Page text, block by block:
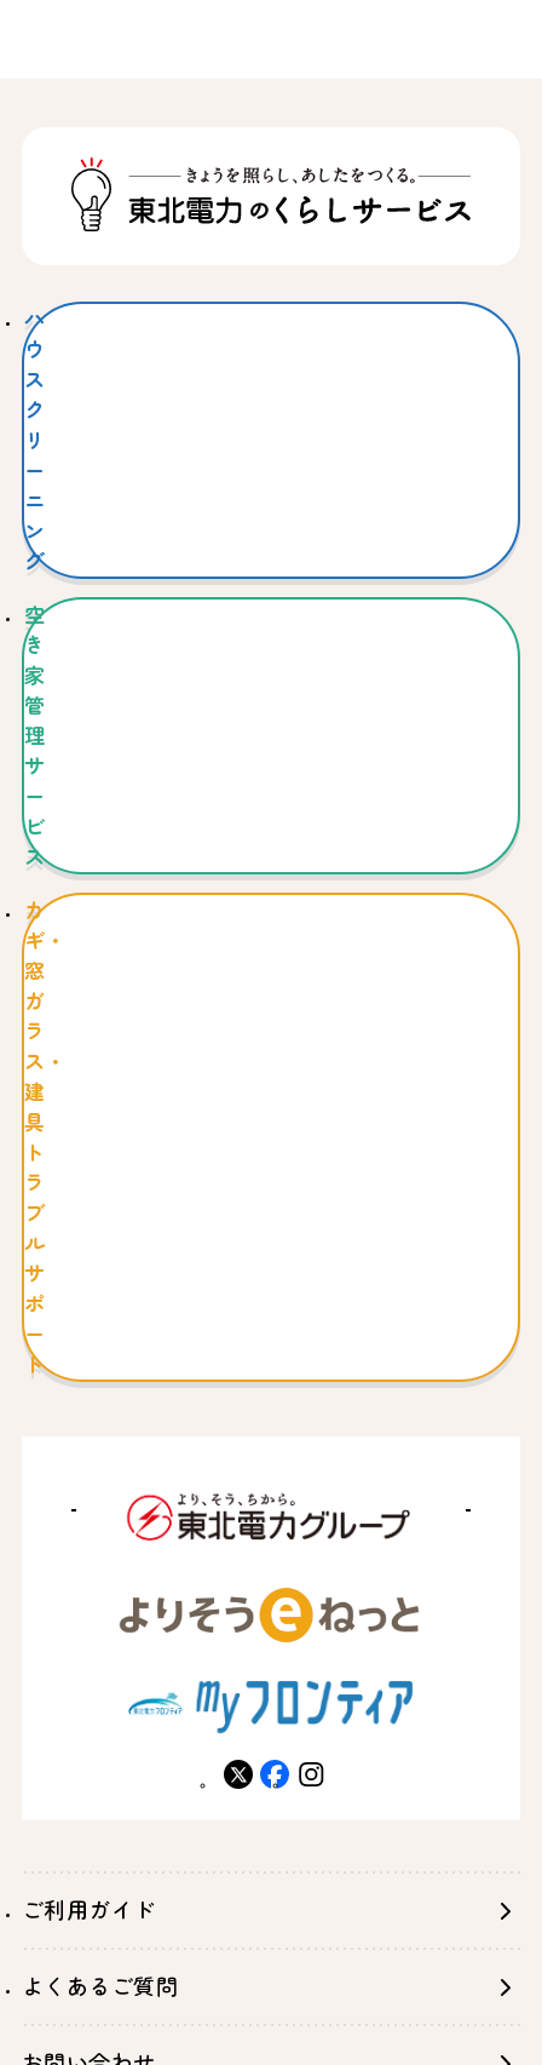
ハ
ウ
ス
ク
リ
ー
ニ
ン
グ
空
き
家
管
理
サ
ー
ビ
ス
カ
ギ・
窓
ガ
ラ
ス・
建
具
ト
ラ
ブ
ル
サ
ポ
ー
ト
X facebookinstagram
ご利用ガイド
よくあるご質問